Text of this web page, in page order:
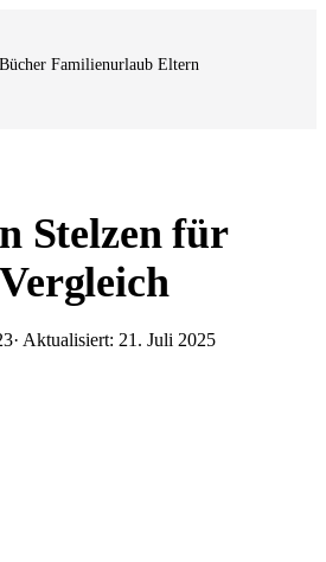
Bücher Familienurlaub Eltern
Stelzen für
· Aktualisiert: 21. Juli 2025